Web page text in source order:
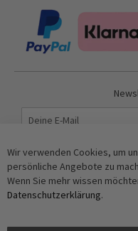
Anti-Roboter-
Wir verwenden Cookies, um
persönliche Angebote zu
Wenn Sie mehr wissen
Datenschutzerklärung.